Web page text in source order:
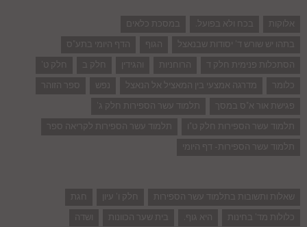
אלוקות בכח ולא בפועל.
במסכת כלאים
בתהו יש שורש ד' יסודות שבנאצל
הגוף
הדף היומי בתע"ס
הסתכלות פנימית חלק ד
הרוחניות והגידין חלק ב
חלק ט'
כלומר
מדרגה אמצעי בין המאציל אל הנאצל נפש
ספר הזוהר
פגישת אור א"ס במסך
תלמוד עשר הספירות חלק ג'
תלמוד עשר הספירות חלק ט"ו
תלמוד עשר הספירות לקריאה ספר
תלמוד עשר הספירות- דף היומי
שאלות ותשובות בתלמוד עשר הספירות חלק ו' עיון
חגת
כלולות מד' בחינות
היא גוף. בית שער הכוונות
ושדה